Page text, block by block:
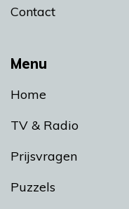
Menu
Home
TV & Radio
Prijsvragen
Puzzels
Contact